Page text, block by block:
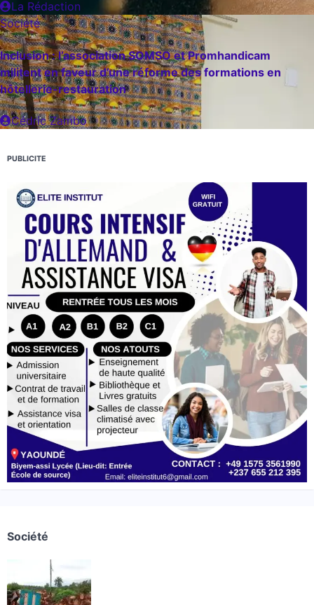
La Rédaction
Société
Inclusion : l’association SOMSO et Promhandicam
militent en faveur d’une réforme des formations en
hôtellerie-restauration
Cédric Zambo
PUBLICITE
Société